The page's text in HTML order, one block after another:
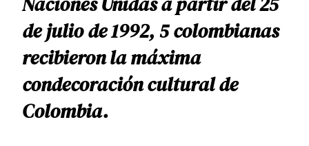
de julio de 1992, 5 colombianas
recibieron la máxima
condecoración cultural de
Colombia.